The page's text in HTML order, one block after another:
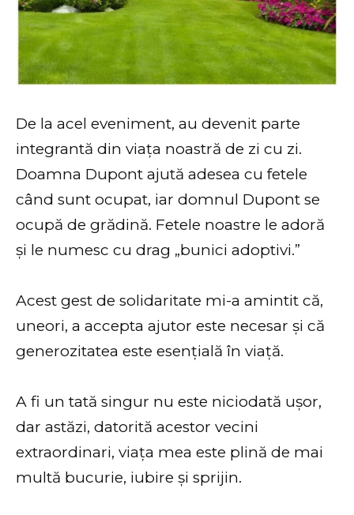
De la acel eveniment, au devenit parte
integrantă din viața noastră de zi cu zi.
Doamna Dupont ajută adesea cu fetele
când sunt ocupat, iar domnul Dupont se
ocupă de grădină. Fetele noastre le adoră
și le numesc cu drag „bunici adoptivi.”
Acest gest de solidaritate mi-a amintit că,
uneori, a accepta ajutor este necesar și că
generozitatea este esențială în viață.
A fi un tată singur nu este niciodată ușor,
dar astăzi, datorită acestor vecini
extraordinari, viața mea este plină de mai
multă bucurie, iubire și sprijin.